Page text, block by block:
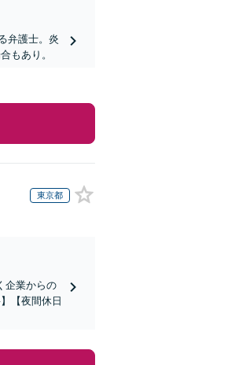
弁護士。炎
もあり。
東京都
企業からの
【夜間休日